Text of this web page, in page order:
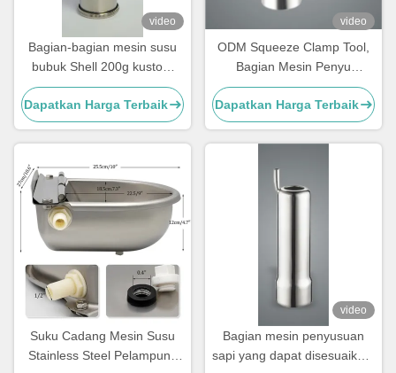
video
Bagian-bagian mesin susu
bubuk Shell 200g kustom
Untuk Cluster, cangkir teh
Dapatkan Harga Terbaik
video
ODM Squeeze Clamp Tool,
Bagian Mesin Penyu
Stainless Steel Untuk Sapi
Dapatkan Harga Terbaik
Suku Cadang Mesin Susu
Stainless Steel Pelampung
video
Bagian mesin penyusuan
sapi yang dapat disesuaikan,